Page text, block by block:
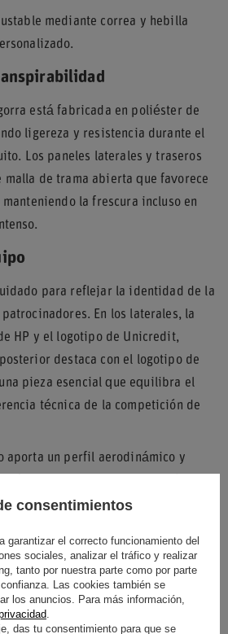
mediante correa y hebilla
está fabricada en poliéster de
ligereza y resistencia durante el
Los paneles laterales y traseros
de trama abierta que favorece
la frescura incluso en
para reflejar la identidad de la
En los laterales, la
HP y el logotipo de Unicredit,
destaca con el logotipo de
pieza esencial que equilibra el
técnica de la competición de
aporta un perfil aerodinámico y
solar. Gracias a su correa
cabeza, asegurando comodidad
gradas o en la ciudad.
consentimientos
garantizar el correcto funcionamiento del
sociales, analizar el tráfico y realizar
tanto por nuestra parte como por parte
Las cookies también se
los anuncios. Para más información,
.
das tu consentimiento para que se